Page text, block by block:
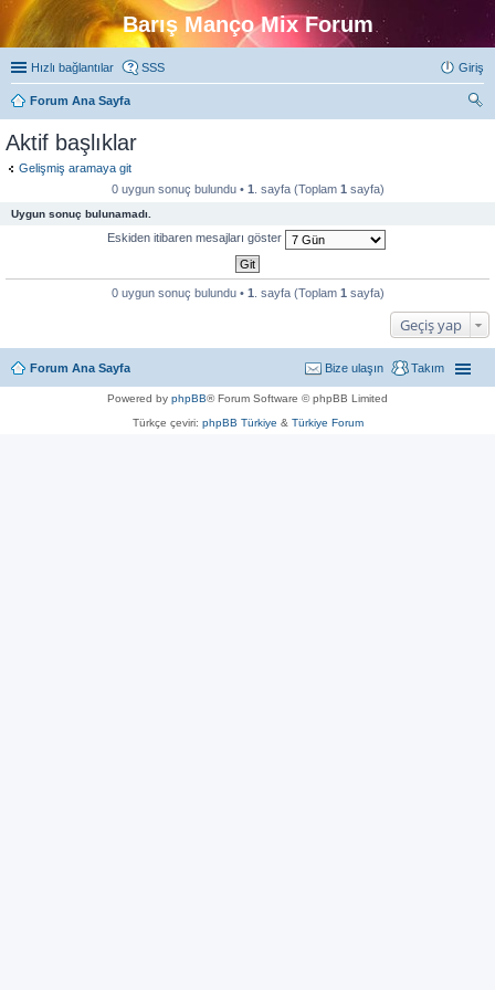
Barış Manço Mix Forum
Hızlı bağlantılar SSS Giriş
Forum Ana Sayfa
Aktif başlıklar
Gelişmiş aramaya git
0 uygun sonuç bulundu • 1 . sayfa (Toplam 1 sayfa)
Uygun sonuç bulunamadı.
Eskiden itibaren mesajları göster
0 uygun sonuç bulundu • 1 . sayfa (Toplam 1 sayfa)
Geçiş yap
Forum Ana Sayfa Takım
Bize ulaşın
Powered by phpBB® Forum Software © phpBB Limited
Türkçe çeviri: phpBB Türkiye & Türkiye Forum